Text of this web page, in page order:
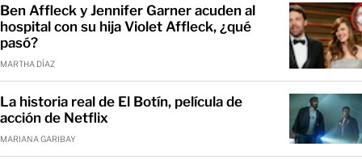
Ben Affleck y Jennifer Garner acuden al
hospital con su hija Violet Affleck, ¿qué
pasó?
MARTHA DÍAZ
La historia real de El Botín, película de
acción de Netflix
MARIANA GARIBAY